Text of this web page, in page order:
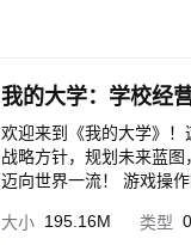
我的大学：学校经
欢迎来到《我的大学》
战略方针，规划未来蓝
迈向世界一流！ 游戏操作简单，可随拿随放，非常适合打发无聊时间，快来与众校长同台竞技，体验前所未有的经营
备，打造超燃高科技宿
大小 195.16M 类型 0